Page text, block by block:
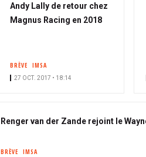
Andy Lally de retour chez
Magnus Racing en 2018
BRÈVE IMSA
27 OCT. 2017 • 18:14
Renger van der Zande rejoint le
BRÈVE IMSA